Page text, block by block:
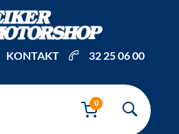
KONTAKT 32 25 06 00
0